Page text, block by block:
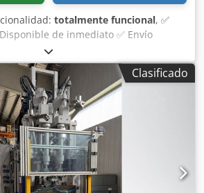
totalmente funcional, ✅
de inmediato ✅ Envío
SCHORR RR580KRM es un
para hierba alta, capaz de cortar
alta y matorrales. Con un ancho
permite trabajar rápidamente
caminos y plantaciones frutales. El
con cuatro cuchillas oscilantes
de corte uniforme. La descarga
desmontable permite depositar los
limpia, sin generar mulching. La
y fácil de manejar, incluso
Clasificado